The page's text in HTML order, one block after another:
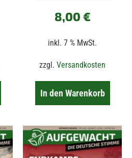
8,00 €
inkl. 7 % MwSt.
zzgl. Versandkosten
In den Warenkorb